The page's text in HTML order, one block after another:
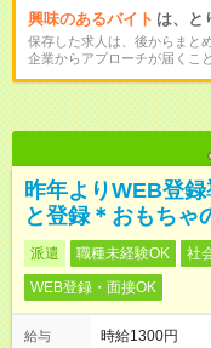
興味のあるバイト は、と
保存した求人は、後からまと
企業からアプローチが届くこ
昨年よりWEB登
と登録＊おもちゃ
派遣 職種未経験OK 社
WEB登録・面接OK
給与
時給1300円